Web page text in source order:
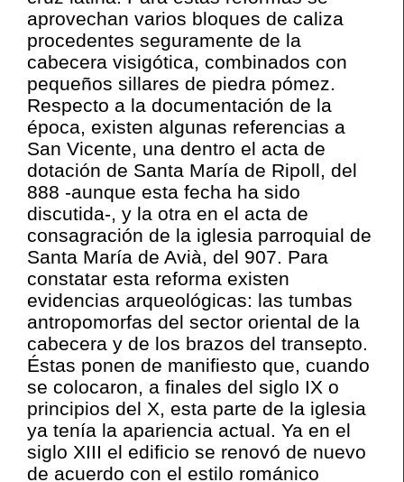
aprovechan varios bloques de caliza
procedentes seguramente de la
cabecera visigótica, combinados con
pequeños sillares de piedra pómez.
Respecto a la documentación de la
época, existen algunas referencias a
San Vicente, una dentro el acta de
dotación de Santa María de Ripoll, del
888 -aunque esta fecha ha sido
discutida-, y la otra en el acta de
consagración de la iglesia parroquial de
Santa María de Avià, del 907. Para
constatar esta reforma existen
evidencias arqueológicas: las tumbas
antropomorfas del sector oriental de la
cabecera y de los brazos del transepto.
Éstas ponen de manifiesto que, cuando
se colocaron, a finales del siglo IX o
principios del X, esta parte de la iglesia
ya tenía la apariencia actual. Ya en el
siglo XIII el edificio se renovó de nuevo
de acuerdo con el estilo románico